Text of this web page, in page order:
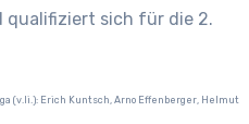
qualifiziert sich für die 2.
(v.li.): Erich Kuntsch, Arno Effenberger, Helmut